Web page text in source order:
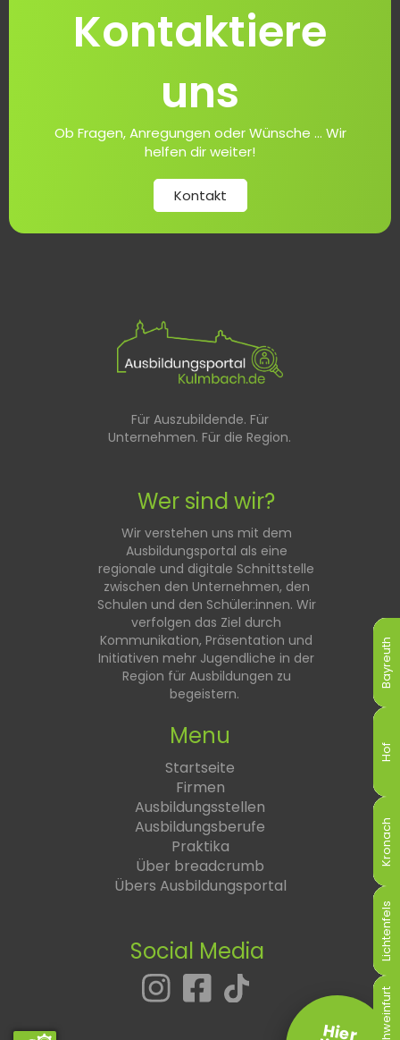
Bayreuth
Hof
Kronach
Lichtenfels
Schweinfurt
Bayreuth
Hof
Kronach
Lichtenfels
Schweinfurt
Bayreuth
Hof
Kronach
Lichtenfels
Schweinfurt
Bayreuth
Hof
Kronach
Lichtenfels
Schweinfurt
Bayreuth
Hof
Kronach
Lichtenfels
Schweinfurt
Bayreuth
Hof
Kronach
Lichtenfels
Schweinfurt
Kontaktiere
uns
Ob Fragen, Anregungen oder Wünsche ... Wir
helfen dir weiter!
Kontakt
Für Auszubildende. Für
Unternehmen. Für die Region.
Wer sind wir?
Wir verstehen uns mit dem
Ausbildungsportal als eine
regionale und digitale Schnittstelle
zwischen den Unternehmen, den
Schulen und den Schüler:innen. Wir
verfolgen das Ziel durch
Kommunikation, Präsentation und
Initiativen mehr Jugendliche in der
Region für Ausbildungen zu
begeistern.
Menu
Startseite
Firmen
Ausbildungsstellen
Ausbildungsberufe
Praktika
Über breadcrumb
Übers Ausbildungsportal
Social Media
Hier